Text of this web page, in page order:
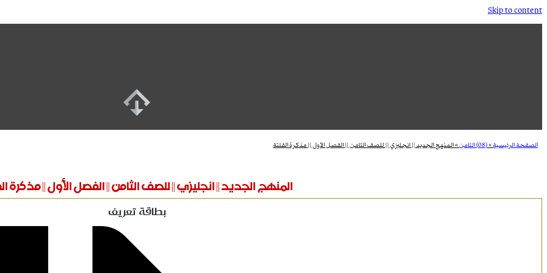
Skip to content
الصفحة الرئيسية»(08) الثامن »المنهج الجديد || انجليزي || للصف الثامن || الفصل الأول || مذكرة الفلتة
المنهج الجديد || انجليزي || للصف الثامن || الفصل الأول || مذكرة
بطاقة تعريف